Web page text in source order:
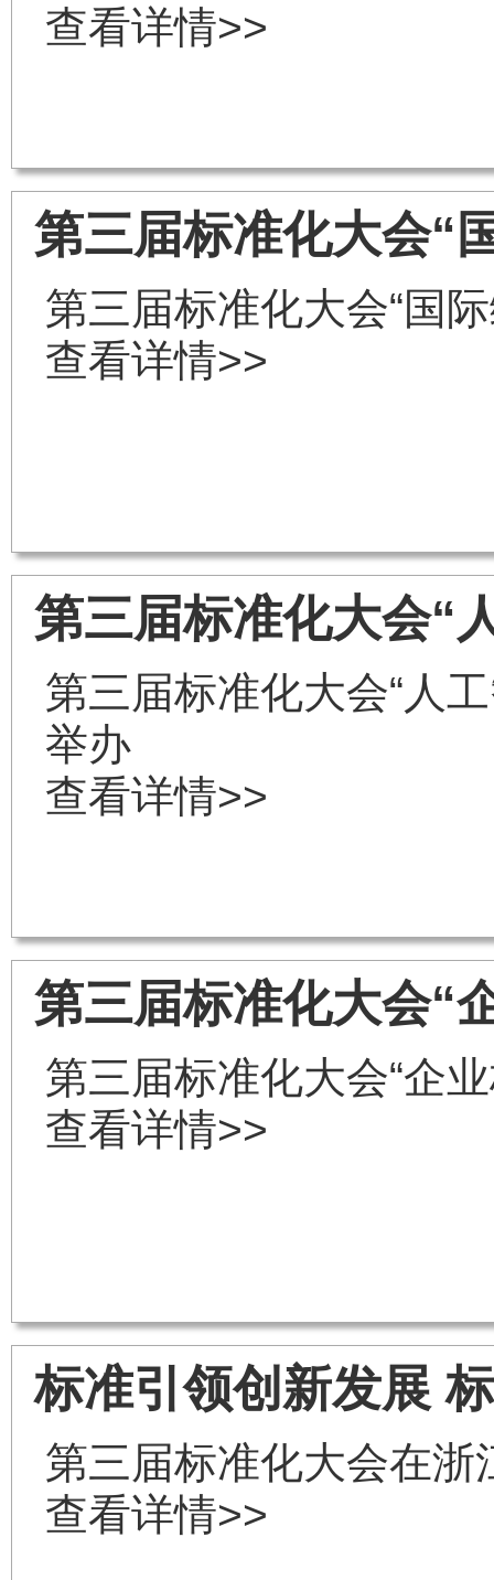
查看详情>>
第三届标准化大会“
第三届标准化大会“国
查看详情>>
第三届标准化大会“
第三届标准化大会“人
举办
查看详情>>
第三届标准化大会“
第三届标准化大会“企
查看详情>>
标准引领创新发展
第三届标准化大会在浙
查看详情>>